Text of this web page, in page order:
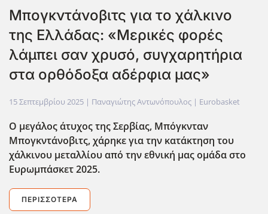
Μπογκντάνοβιτς για το χάλκινο
της Ελλάδας: «Μερικές φορές
λάμπει σαν χρυσό, συγχαρητήρια
στα ορθόδοξα αδέρφια μας»
15 Σεπτεμβρίου 2025 | Παναγιώτης Αντωνόπουλος | Eurobasket
Ο μεγάλος άτυχος της Σερβίας, Μπόγκνταν
Μπογκντάνοβιτς, χάρηκε για την κατάκτηση του
χάλκινου μεταλλίου από την εθνική μας ομάδα στο
Ευρωμπάσκετ 2025.
ΠΕΡΙΣΣΌΤΕΡΑ